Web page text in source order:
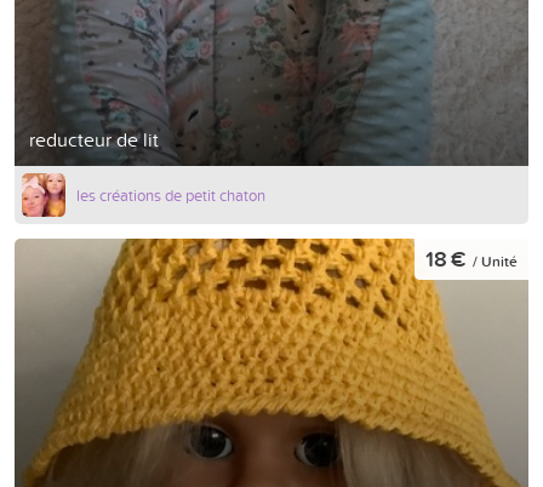
reducteur de lit
les créations de petit chaton
18 € / Unité